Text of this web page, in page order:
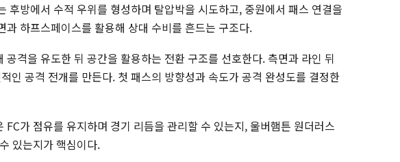
후방에서 수적 우위를 형성하며 탈압박을 시도하고, 중원에서 패스 연결을
과 하프스페이스를 활용해 상대 수비를 흔드는 구조다.
공격을 유도한 뒤 공간을 활용하는 전환 구조를 선호한다. 측면과 라인 뒤
인 공격 전개를 만든다. 첫 패스의 방향성과 속도가 공격 완성도를 결정한
FC가 점유를 유지하며 경기 리듬을 관리할 수 있는지, 울버햄튼 원더러스
있는지가 핵심이다.